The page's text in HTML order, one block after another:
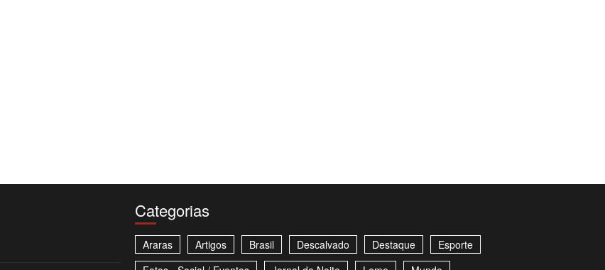
Categorias
Araras Artigos Brasil Descalvado Destaque
Esporte